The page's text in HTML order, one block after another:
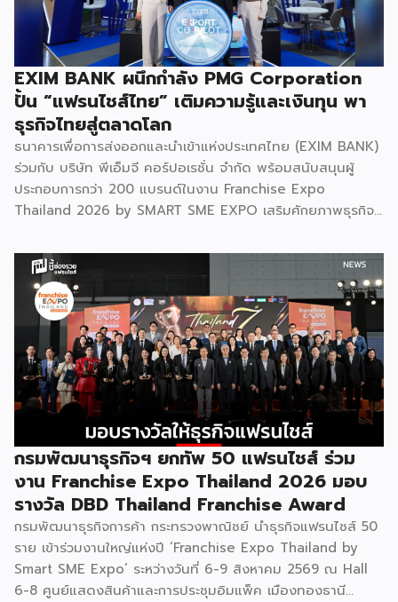
EXIM BANK ผนึกกำลัง PMG Corporation
ปั้น “แฟรนไชส์ไทย” เติมความรู้และเงินทุน พา
ธุรกิจไทยสู่ตลาดโลก
ธนาคารเพื่อการส่งออกและนำเข้าแห่งประเทศไทย (EXIM BANK)
ร่วมกับ บริษัท พีเอ็มจี คอร์ปอเรชั่น จำกัด พร้อมสนับสนุนผู้
ประกอบการกว่า 200 แบรนด์ในงาน Franchise Expo
Thailand 2026 by SMART SME EXPO เสริมศักยภาพธุรกิจ
บริหารธุรกิจ การวางแผนการเงิน และการบริหารความเสี่ยง
เตรียมความพร้อมสำหรับการขยายตลาดสู่ต่างประเทศ โดยการ
จัดงานครั้งนี้คาดว่าจะสร้างมูลค่าทางเศรษฐกิจราว 220 ล้านบาท
แฟรนไชส์ไม่ใช่เพียงโมเดลธุรกิจ แต่คือ โอกาสในการต่อยอด
แบรนด์ไทยให้ก้าวสู่ตลาดใหม่ EXIM BANK จึงผนึกกำลัง
พันธมิตร สนับสนุนผู้ประกอบการไทยให้พร้อม ขยายธุรกิจ สร้าง
แบรนด์ และเปิดตลาดต่างประเทศ EXIM BANK พร้อมร่วมเดิน
ทางสู่การเปิดตลาดใหม่ เพื่อพา “แฟรนไชส์ไทย” เติบโตไกลใน
ตลาดโลก ด้วยบทบาท Export Co-pilot ที่พร้อมเคียงข้าง
ธุรกิจไทยในทุกเส้นทาง FacebookFacebookXXLINELine
กรมพัฒนาธุรกิจฯ ยกทัพ 50 แฟรนไชส์ ร่วม
งาน Franchise Expo Thailand 2026 มอบ
รางวัล DBD Thailand Franchise Award
กรมพัฒนาธุรกิจการค้า กระทรวงพาณิชย์ นำธุรกิจแฟรนไชส์ 50
ราย เข้าร่วมงานใหญ่แห่งปี ‘Franchise Expo Thailand by
Smart SME Expo’ ระหว่างวันที่ 6-9 สิงหาคม 2569 ณ Hall
6-8 ศูนย์แสดงสินค้าและการประชุมอิมแพ็ค เมืองทองธานี